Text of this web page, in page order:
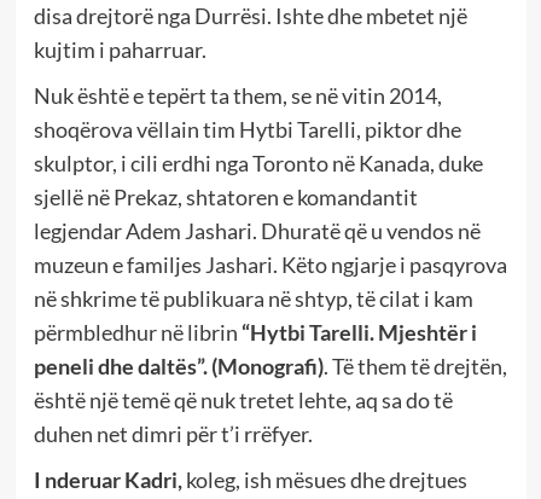
disa drejtorë nga Durrësi. Ishte dhe mbetet një
kujtim i paharruar.
Nuk është e tepërt ta them, se në vitin 2014,
shoqërova vëllain tim Hytbi Tarelli, piktor dhe
skulptor, i cili erdhi nga Toronto në Kanada, duke
sjellë në Prekaz, shtatoren e komandantit
legjendar Adem Jashari. Dhuratë që u vendos në
muzeun e familjes Jashari. Këto ngjarje i pasqyrova
në shkrime të publikuara në shtyp, të cilat i kam
përmbledhur në librin “Hytbi Tarelli. Mjeshtër i
peneli dhe daltës”. (Monografi). Të them të drejtën,
është një temë që nuk tretet lehte, aq sa do të
duhen net dimri për t’i rrëfyer.
I nderuar Kadri,koleg, ish mësues dhe drejtues